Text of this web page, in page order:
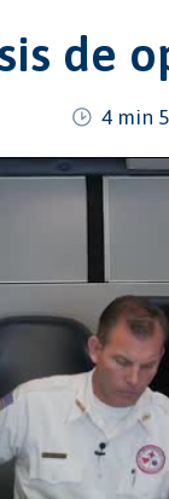
de
4 min